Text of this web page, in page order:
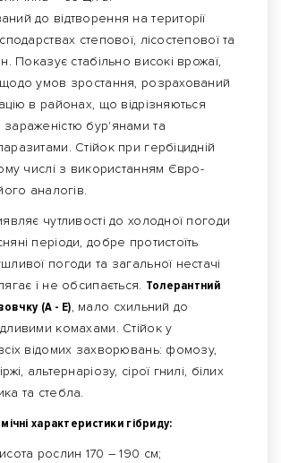
до відтворення на території
степової, лісостепової та
Показує стабільно високі врожаї,
умов зростання, розрахований
в районах, що відрізняються
бур'янами та
Стійок при гербіцидній
числі з використанням Євро-
аналогів.
чутливості до холодної погоди
періоди, добре протистоїть
​​погоди та загальної нестачі
і не обсипається. Толерантний
(А - Е), мало схильний до
комахами. Стійок у
відомих захворювань: фомозу,
альтернаріозу, сірої гнилі, білих
та стебла.
характеристики гібриду:
рослин 170 – 190 см;